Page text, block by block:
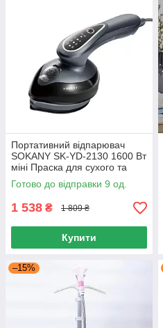
Портативний відпарювач
SOKANY SK-YD-2130 1600 Вт
міні Праска для сухого та
парового прасування
дорожній 110 мл
Готово до відправки 9 од.
1 538 ₴ 1 809 ₴
Купити
–15%